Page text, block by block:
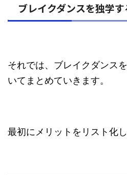
ブレイクダンスを独学
それでは、ブレイクダンス
いてまとめていきます。
最初にメリットをリスト化し